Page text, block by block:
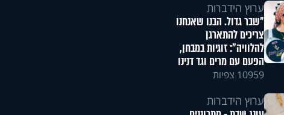
ערוץ הידברות
"שבר גדול. הבנו שאנחנו
צריכים להתארגן
להלוויה": זוגיות במבחן,
הפעם עם מרים וגד דנינו
10959 צפיות
ערוץ הידברות